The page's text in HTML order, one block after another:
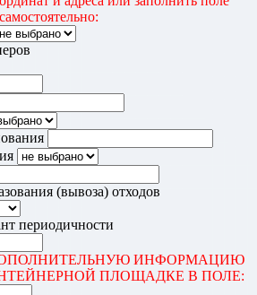
(вывоза) отходов
периодичности
ИНФОРМАЦИЮ
ПЛОЩАДКЕ В ПОЛЕ: